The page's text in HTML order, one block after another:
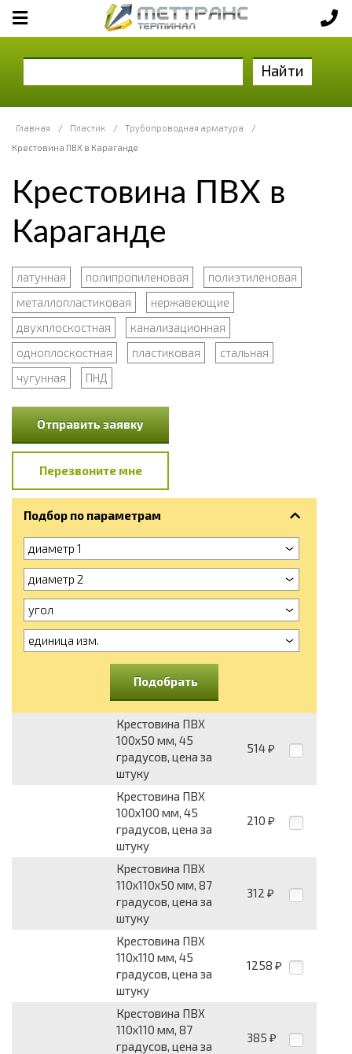
Найти
Главная / Пластик / Трубопроводная арматура
/
Крестовина ПВХ в Караганде
Крестовина ПВХ в
Караганде
латунная полипропиленовая
полиэтиленовая
металлопластиковая
нержавеющие
двухплоскостная
канализационная
одноплоскостная
пластиковая
стальная
чугунная
ПНД
Отправить заявку
Перезвоните мне
Подбор по параметрам
диаметр 1
диаметр 2
угол
единица изм.
Подобрать
Крестовина ПВХ
100х50 мм, 45
градусов, цена за
штуку
514 ₽
Крестовина ПВХ
100х100 мм, 45
градусов, цена за
штуку
210 ₽
Крестовина ПВХ
110х110х50 мм, 87
градусов, цена за
штуку
312 ₽
Крестовина ПВХ
110х110 мм, 45
градусов, цена за
штуку
1258 ₽
Крестовина ПВХ
110х110 мм, 87
градусов, цена за
385 ₽